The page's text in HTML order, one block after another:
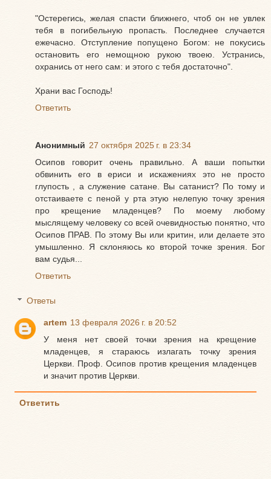
"Остерегись, желая спасти ближнего, чтоб он не увлек
тебя в погибельную пропасть. Последнее случается
ежечасно. Отступление попущено Богом: не покусись
остановить его немощною рукою твоею. Устранись,
охранись от него сам: и этого с тебя достаточно".
Храни вас Господь!
Ответить
Анонимный 27 октября 2025 г. в 23:34
Осипов говорит очень правильно. А ваши попытки
обвинить его в ериси и искажениях это не просто
глупость , а служение сатане. Вы сатанист? По тому и
отстаиваете с пеной у рта этую нелепую точку зрения
про крещение младенцев? По моему любому
мыслящему человеку со всей очевидностью понятно, что
Осипов ПРАВ. По этому Вы или критин, или делаете это
умышленно. Я склоняюсь ко второй точке зрения. Бог
вам судья...
Ответить
Ответы
artem 13 февраля 2026 г. в 20:52
У меня нет своей точки зрения на крещение
младенцев, я стараюсь излагать точку зрения
Церкви. Проф. Осипов против крещения младенцев
и значит против Церкви.
Ответить